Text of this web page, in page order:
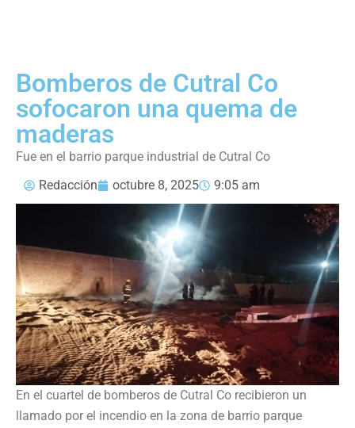
Bomberos de Cutral Co
sofocaron una quema de
maderas
Fue en el barrio parque industrial de Cutral Co
Redacción
octubre 8, 2025 9:05 am
En el cuartel de bomberos de Cutral Co recibieron un
llamado por el incendio en la zona de barrio parque